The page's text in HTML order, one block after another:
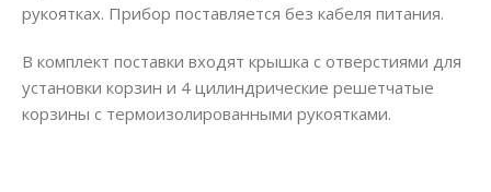
рукоятках. Прибор поставляется без кабеля питания.
В комплект поставки входят крышка с отверстиями для
установки корзин и 4 цилиндрические решетчатые
корзины с термоизолированными рукоятками.